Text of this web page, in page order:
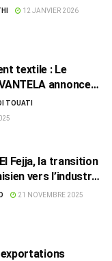
compétitivité
12 JANVIER 2026
textile : Le
annonce
s’implanter en
TOUATI
Fejja, la transition
vers l’industrie
21 NOVEMBRE 2025
exportations